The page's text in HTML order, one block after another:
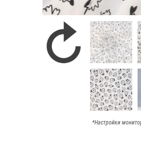
*Настройки